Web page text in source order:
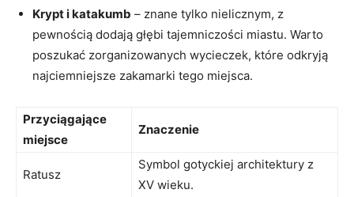
Krypt⁢ i ​katakumb – znane tylko nielicznym, z
pewnością‍ dodają głębi tajemniczości miastu. Warto
poszukać zorganizowanych wycieczek, które odkryją
najciemniejsze zakamarki⁢ tego miejsca.
Przyciągające
⁤miejsce
Znaczenie
Ratusz
Symbol gotyckiej architektury z
XV wieku.